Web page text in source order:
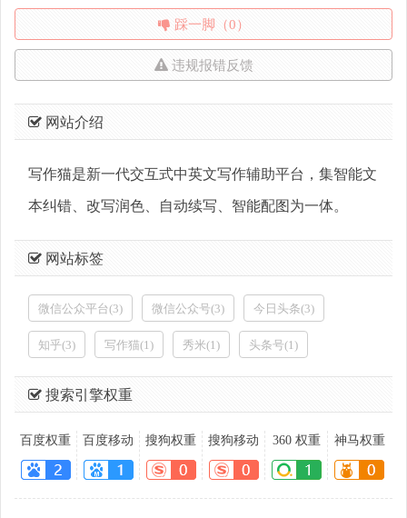
踩一脚（0）
违规报错反馈
网站介绍
写作猫是新一代交互式中英文写作辅助平台，集智能文
本纠错、改写润色、自动续写、智能配图为一体。
网站标签
微信公众平台(3) 微信公众号(3) 今日头条(3)
知乎(3) 写作猫(1) 秀米(1) 头条号(1)
搜索引擎权重
百度权重 百度移动 搜狗权重 搜狗移动 360 权重 神马权重